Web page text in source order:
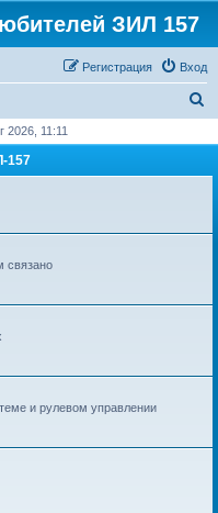
ЗИЛ 157
Вход
Регистрация
с
2026, 11:11
157
связано
и рулевом управлении